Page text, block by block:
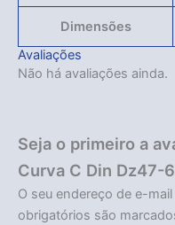
Dimensões
Avaliações
Não há avaliações ainda.
Seja o primeiro a
Curva C Din Dz47-
O seu endereço de e-
obrigatórios são